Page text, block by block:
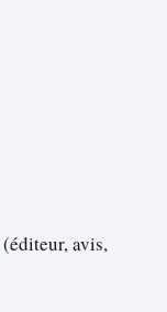
(éditeur, avis,